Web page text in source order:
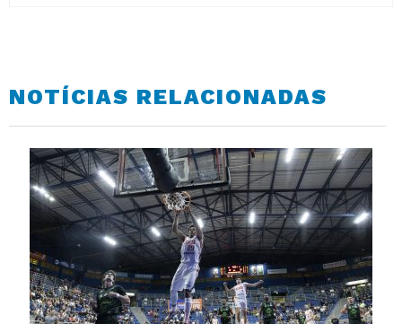
NOTÍCIAS RELACIONADAS